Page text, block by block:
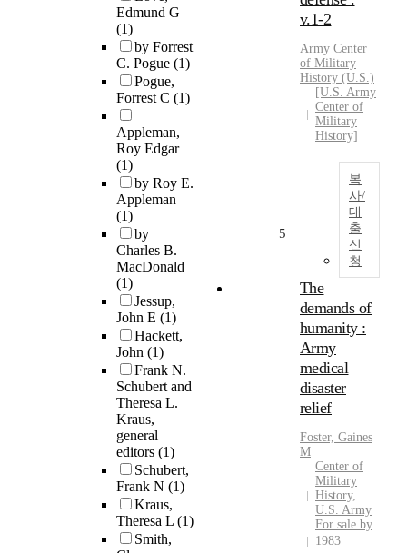
Edmund G
(1)
by Forrest
C. Pogue (1)
Pogue,
Forrest C (1)
Appleman,
Roy Edgar
(1)
by Roy E.
Appleman
(1)
by
Charles B.
MacDonald
(1)
Jessup,
John E (1)
Hackett,
John (1)
Frank N.
Schubert and
Theresa L.
Kraus,
general
editors (1)
Schubert,
Frank N (1)
Kraus,
Theresa L (1)
Smith,
v.1-2
Army Center
of Military
History (U.S.)
[U.S. Army
Center of
Military
History]
복
사/
대
출
신
청
5
The
demands of
humanity :
Army
medical
disaster
relief
Foster, Gaines
M
Center of
Military
History,
U.S. Army
For sale by
1983